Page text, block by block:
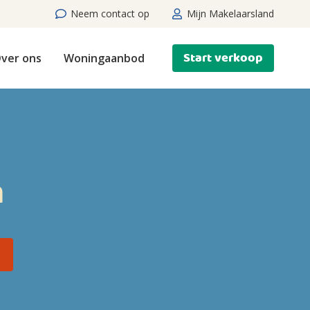
Neem contact op Mijn Makelaarsland
ons Woningaanbod Start verkoop